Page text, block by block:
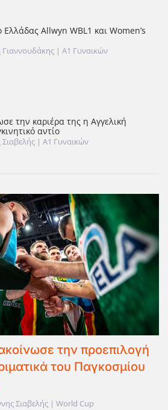
Allwyn WBL1 και Women’s
Γιαννουδάκης | Α1 Γυναικών
την καριέρα της η Αγγελική
αντίο
Σιαβελής | Α1 Γυναικών
την προεπιλογή
του Παγκοσμίου
Σιαβελής | World Cup